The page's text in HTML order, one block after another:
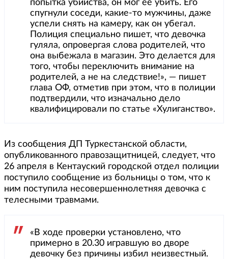
попытка убийства, он мог ее убить. Его
спугнули соседи, какие-то мужчины, даже
успели снять на камеру, как он убегал.
Полиция специально пишет, что девочка
гуляла, опровергая слова родителей, что
она выбежала в магазин. Это делается для
того, чтобы переключить внимание на
родителей, а не на следствие!», — пишет
глава ОФ, отметив при этом, что в полиции
подтвердили, что изначально дело
квалифицировали по статье «Хулиганство».
Из сообщения ДП Туркестанской области,
опубликованного правозащитницей, следует, что
26 апреля в Кентауский городской отдел полиции
поступило сообщение из больницы о том, что к
ним поступила несовершеннолетняя девочка с
телесными травмами.
«В ходе проверки установлено, что
примерно в 20.30 игравшую во дворе
девочку без причины избил неизвестный.